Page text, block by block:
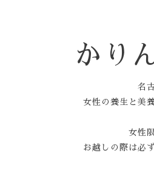
かり
名
女性の養生と美
女性
お越しの際は必